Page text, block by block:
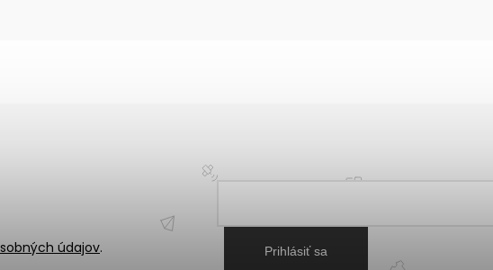
údajov. Prihlásiť sa